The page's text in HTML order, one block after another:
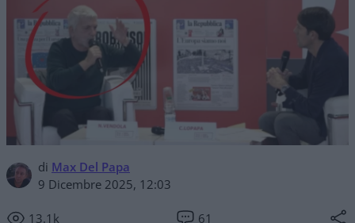
di Max Del Papa
9 Dicembre 2025, 12:03
13.1k 61